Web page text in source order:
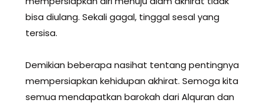
bisa diulang. Sekali gagal, tinggal sesal yang
tersisa.
Demikian beberapa nasihat tentang pentingnya
mempersiapkan kehidupan akhirat. Semoga kita
semua mendapatkan barokah dari Alquran dan